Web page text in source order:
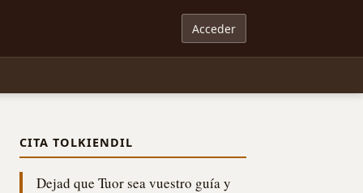
Acceder
CITA TOLKIENDIL
Dejad que Tuor sea vuestro guía y